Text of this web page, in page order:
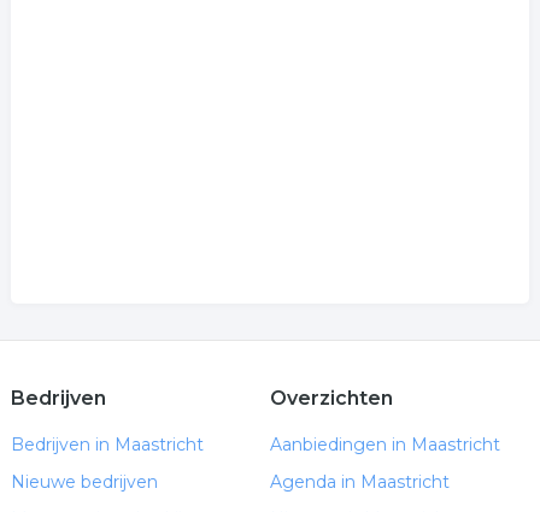
Bedrijven
Bedrijven in Maastricht
Nieuwe bedrijven
Overzichten
Aanbiedingen in Maastricht
Agenda in Maastricht